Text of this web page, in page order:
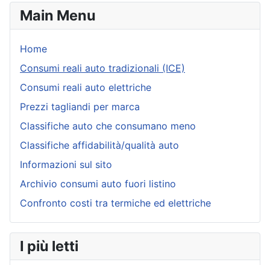
Main Menu
Home
Consumi reali auto tradizionali (ICE)
Consumi reali auto elettriche
Prezzi tagliandi per marca
Classifiche auto che consumano meno
Classifiche affidabilità/qualità auto
Informazioni sul sito
Archivio consumi auto fuori listino
Confronto costi tra termiche ed elettriche
I più letti